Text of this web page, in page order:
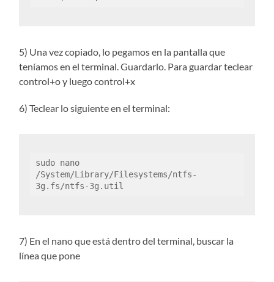
5) Una vez copiado, lo pegamos en la pantalla que
teníamos en el terminal. Guardarlo. Para guardar teclear
control+o y luego control+x
6) Teclear lo siguiente en el terminal:
sudo nano
/System/Library/Filesystems/ntfs-
3g.fs/ntfs-3g.util
7) En el nano que está dentro del terminal, buscar la
línea que pone